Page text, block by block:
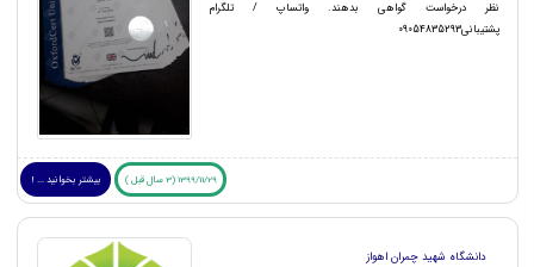
نظر درخواست گواهی بدهند. واتساپ / تلگرام
پشتیبانی09054835293
1399/11/29 (3 سال قبل ) بیشتر بخوانید ... !
دانشگاه شهید چمران اهواز